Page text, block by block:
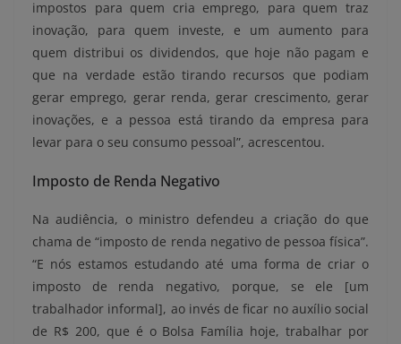
impostos para quem cria emprego, para quem traz
inovação, para quem investe, e um aumento para
quem distribui os dividendos, que hoje não pagam e
que na verdade estão tirando recursos que podiam
gerar emprego, gerar renda, gerar crescimento, gerar
inovações, e a pessoa está tirando da empresa para
levar para o seu consumo pessoal”, acrescentou.
Imposto de Renda Negativo
Na audiência, o ministro defendeu a criação do que
chama de “imposto de renda negativo de pessoa física”.
“E nós estamos estudando até uma forma de criar o
imposto de renda negativo, porque, se ele [um
trabalhador informal], ao invés de ficar no auxílio social
de R$ 200, que é o Bolsa Família hoje, trabalhar por